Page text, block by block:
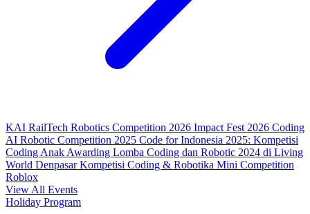
KAI RailTech Robotics Competition 2026 Impact Fest 2026 Coding
AI Robotic Competition 2025 Code for Indonesia 2025: Kompetisi
Coding Anak Awarding Lomba Coding dan Robotic 2024 di Living
World DenpasarKompetisi Coding & Robotika Mini Competition
Roblox
View All Events
Holiday Program